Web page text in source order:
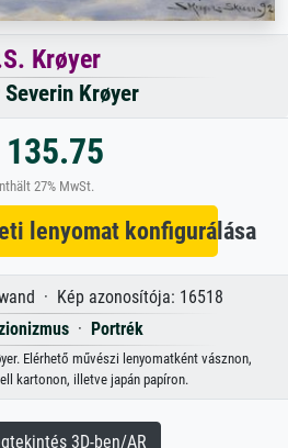
Krøyer
Severin Krøyer
135.75
27% MwSt.
lenyomat konfigurálása
· Kép azonosítója: 16518
· Portrék
Elérhető művészi lenyomatként vásznon,
kartonon, illetve japán papíron.
3D-ben/AR